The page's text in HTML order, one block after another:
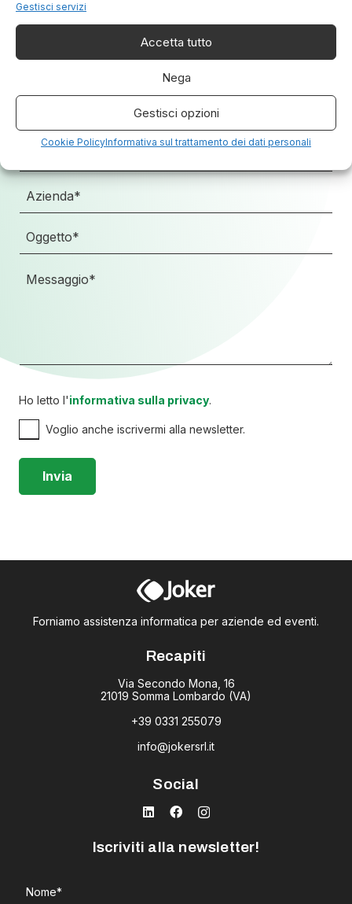
Gestisci servizi
Accetta tutto
Nega
Gestisci opzioni
Cookie PolicyInformativa sul trattamento dei dati personali
Ho letto l'informativa sulla privacy.
Voglio anche iscrivermi alla newsletter.
Forniamo assistenza informatica per aziende ed eventi.
Recapiti
Via Secondo Mona, 16
21019 Somma Lombardo (VA)
+39 0331 255079
info@jokersrl.it
Social
Iscriviti alla newsletter!